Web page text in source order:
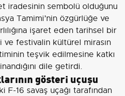
iradesinin sembolü olduğunu
Tamimi’nin özgürlüğe ve
işaret eden tarihsel bir
festivalin kültürel mirasın
teşvik edilmesine katkı
dile getirdi.
gösteri uçuşu
F-16 savaş uçağı tarafından